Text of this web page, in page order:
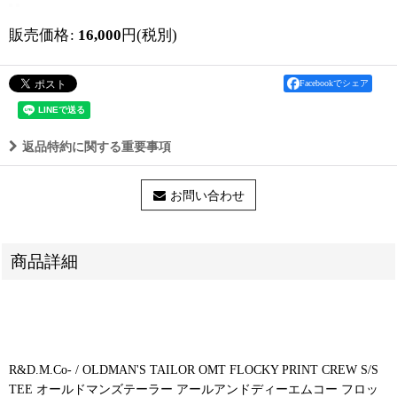
販売価格: 16,000 円(税別)
Facebookでシェア
返品特約に関する重要事項
お問い合わせ
商品詳細
R&D.M.Co- / OLDMAN'S TAILOR OMT FLOCKY PRINT CREW S/S
TEE オールドマンズテーラー アールアンドディーエムコー フロッ